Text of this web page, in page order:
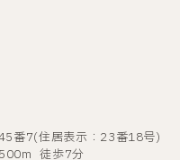
番7(住居表示：23番18号)
徒歩7分